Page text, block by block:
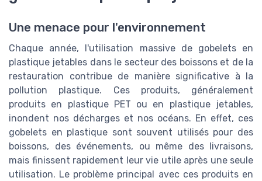
Une menace pour l'environnement
Chaque année, l'utilisation massive de gobelets en
plastique jetables dans le secteur des boissons et de la
restauration contribue de manière significative à la
pollution plastique. Ces produits, généralement
produits en plastique PET ou en plastique jetables,
inondent nos décharges et nos océans. En effet, ces
gobelets en plastique sont souvent utilisés pour des
boissons, des événements, ou même des livraisons,
mais finissent rapidement leur vie utile après une seule
utilisation. Le problème principal avec ces produits en